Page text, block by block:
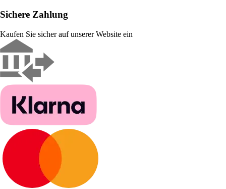
Sichere Zahlung
Kaufen Sie sicher auf unserer Website ein